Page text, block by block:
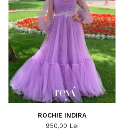
ROCHIE INDIRA
950,00 Lei